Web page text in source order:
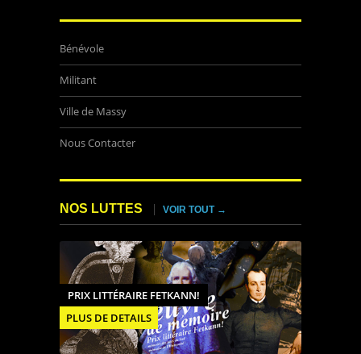
Bénévole
Militant
Ville de Massy
Nous Contacter
NOS LUTTES VOIR TOUT →
PRIX LITTÉRAIRE FETKANN!
PLUS DE DETAILS